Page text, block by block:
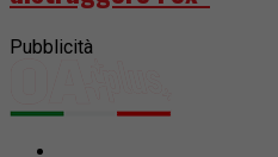
Pubblicità